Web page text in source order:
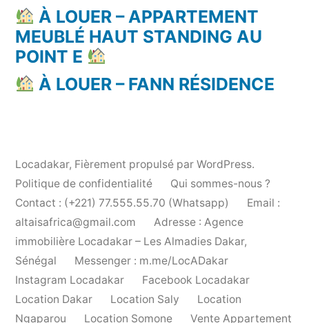
À LOUER – APPARTEMENT
MEUBLÉ HAUT STANDING AU
POINT E
À LOUER – FANN RÉSIDENCE
Locadakar, Fièrement propulsé par WordPress.
Politique de confidentialité
Qui sommes-nous ?
Contact : (+221) 77.555.55.70 (Whatsapp)
Email :
altaisafrica@gmail.com
Adresse : Agence
immobilière Locadakar – Les Almadies Dakar,
Sénégal
Messenger : m.me/LocADakar
Instagram Locadakar
Facebook Locadakar
Location Dakar
Location Saly
Location
Ngaparou
Location Somone Vente Appartement